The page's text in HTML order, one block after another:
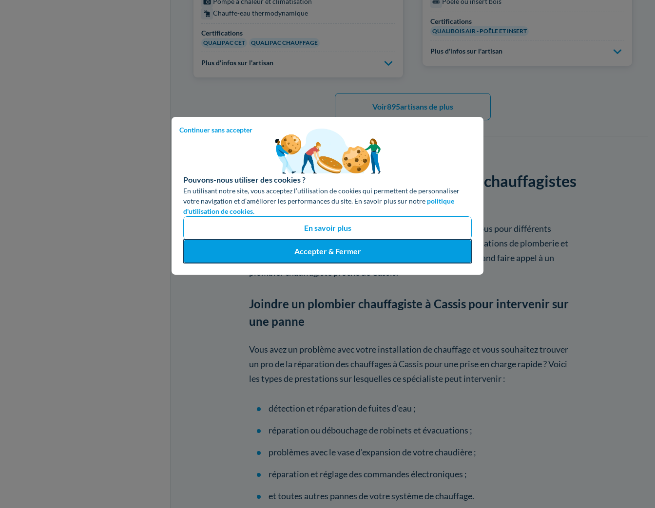
Continuer sans accepter
Pouvons-nous utiliser des cookies ?
En utilisant notre site, vous acceptez l’utilisation de cookies qui permettent de personnaliser
votre navigation et d’améliorer les performances du site. En savoir plus sur notre politique
d'utilisation de cookies.
En savoir plus
Accepter & Fermer
Chauffe-eau thermodynamique
Certifications
QUALIPAC CET QUALIPAC CHAUFFAGE
Plus d'infos sur l'artisan
Certifications
QUALIBOIS AIR - POÊLE ET INSERT
Plus d'infos sur l'artisan
Voir895artisans de plus
Voici les services proposés par les chauffagistes
à Cassis
Les artisans chauffagistes de Cassis peuvent intervenir chez vous pour différents
services : dépannage, entretien ou remplacement de vos installations de plomberie et
de chauffage. Nous avons listé plus précisément ci-dessous quand faire appel à un
plombier chauffagiste proche de Cassis.
Joindre un plombier chauffagiste à Cassis pour intervenir sur
une panne
Vous avez un problème avec votre installation de chauffage et vous souhaitez trouver
un pro de la réparation des chauffages à Cassis pour une prise en charge rapide ? Voici
les types de prestations sur lesquelles ce spécialiste peut intervenir :
détection et réparation de fuites d'eau ;
réparation ou débouchage de robinets et évacuations ;
problèmes avec le vase d'expansion de votre chaudière ;
réparation et réglage des commandes électroniques ;
et toutes autres pannes de votre système de chauffage.